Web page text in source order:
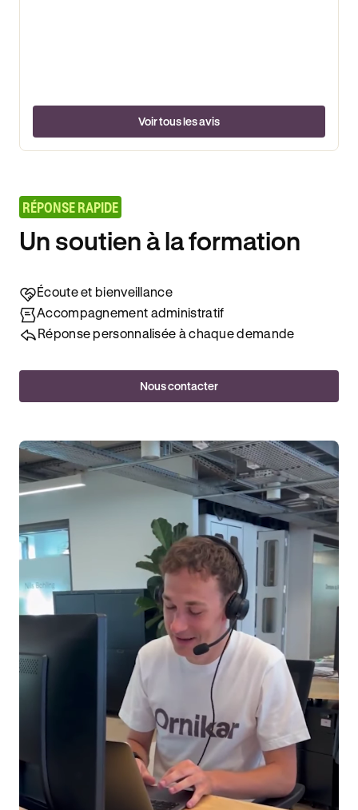
Voir tous les avis
RÉPONSE RAPIDE
Un soutien à la formation
Écoute et bienveillance
Accompagnement administratif
Réponse personnalisée à chaque demande
Nous contacter